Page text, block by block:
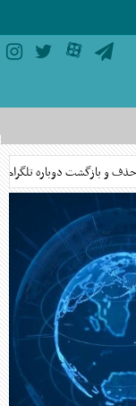
و بازگشت دوباره تلگرام به